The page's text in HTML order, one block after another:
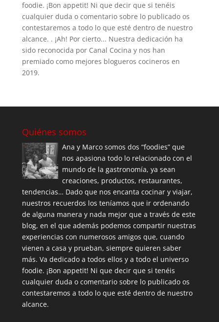
foodie. ¡Bon appetit! Ni que decir que si tenéis
cualquier duda o comentario sobre lo publicado os
contestaremos a todo lo que esté dentro de nuestro
alcance. . ¡Ah! Por cierto... Nuestra dedicación ha
sido reconocida por Canal Cocina y nos han
premiado como mejores blogueros cocineros en
2019.
Quiénes somos
Ana y Marco somos dos “foodies” que
nos apasiona todo lo relacionado con el
mundo de la gastronomía, ya sean
creaciones, productos, restaurantes,
tendencias… Dado que nos encanta cocinar y viajar,
nuestros recuerdos los teníamos que ir ordenando
de alguna manera y nada mejor que a través de este
blog, en el que además podemos compartir nuestras
experiencias con numerosos amigos que, cuando
vienen a casa y prueban, siempre quieren saber
más. Va dedicado a todos ellos y a todo el universo
foodie. ¡Bon appetit! Ni que decir que si tenéis
cualquier duda o comentario sobre lo publicado os
contestaremos a todo lo que esté dentro de nuestro
alcance.